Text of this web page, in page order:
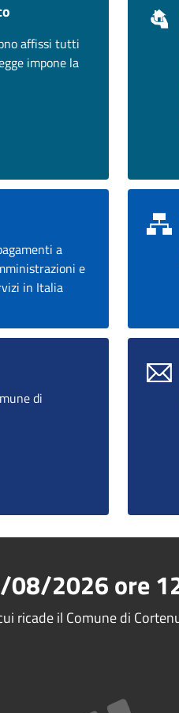
affissi tutti
impone la
a
e
in Italia
di
08/2026ore
ricade il Comune di